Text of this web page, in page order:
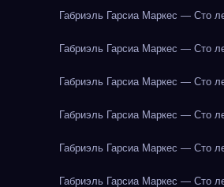
Габриэль Гарсиа Маркес — Сто
Габриэль Гарсиа Маркес — Сто
Габриэль Гарсиа Маркес — Сто
Габриэль Гарсиа Маркес — Сто
Габриэль Гарсиа Маркес — Сто
Габриэль Гарсиа Маркес — Сто